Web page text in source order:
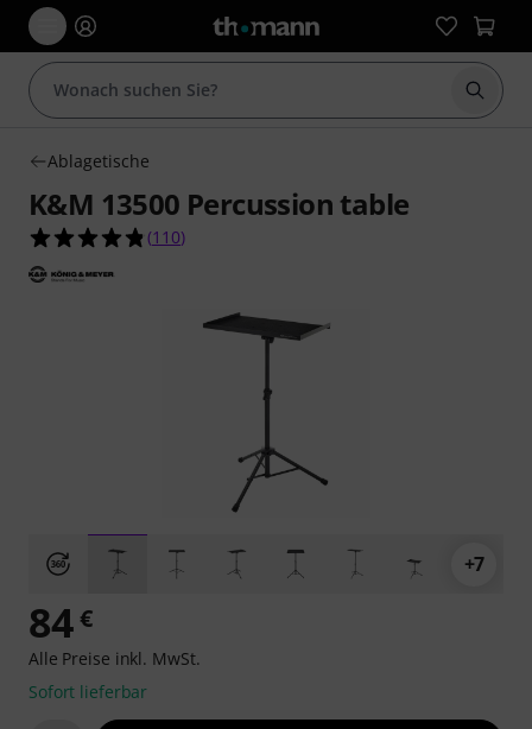
Suche
Ablagetische
K&M 13500 Percussion table
4.8 von 5 Sternen aus 110 Kundenbewertungen
(110)
+7
84€
Alle Preise inkl. MwSt.
Sofort lieferbar